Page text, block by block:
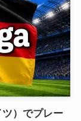
ツ）でプレー